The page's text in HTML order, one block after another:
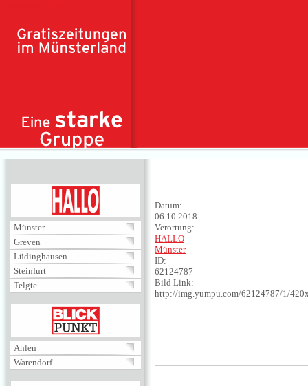
Münster
Greven
Lüdinghausen
Steinfurt
Telgte
BLICKPUNKT
Ahlen
Warendorf
Datum:
06.10.2018
Verortung:
HALLO
Münster
ID:
62124787
Bild Link:
http://img.yumpu.com/62124787/1/